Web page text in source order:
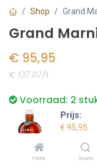
Prijs:
€ 95,95
Home Search
Shop Grand
Grand
€ 95,95
€ 137.07/l
Voorraad: 2